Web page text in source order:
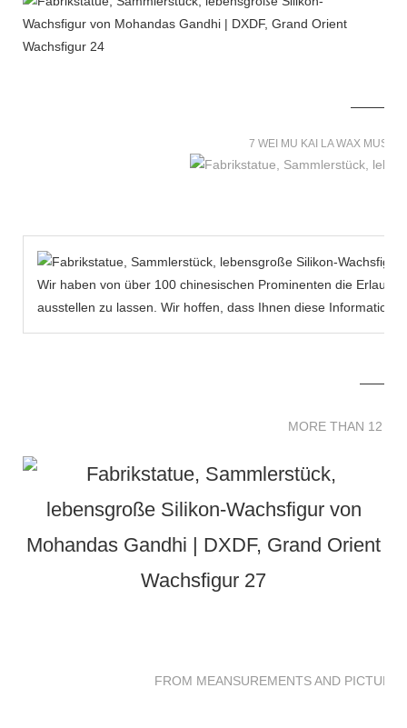
7 WEI MU KAI LA WAX
Wir haben von über 100 chinesischen Prominenten die
ausstellen zu lassen. Wir hoffen, dass Ihnen diese Information
MORE THAN 12
FROM MEANSUREMENTS AND